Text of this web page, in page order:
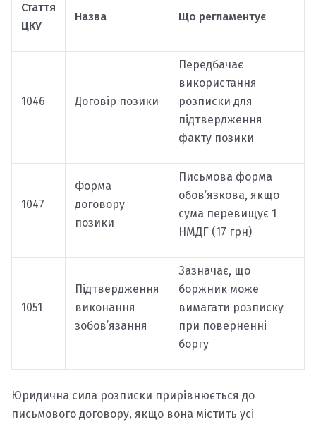
Стаття
ЦКУ
Назва Що регламентує
1046 Договір позики
Передбачає
використання
розписки для
підтвердження
факту позики
1047
Форма
договору
позики
Письмова форма
обов’язкова, якщо
сума перевищує 1
НМДГ (17 грн)
1051
Підтвердження
виконання
зобов’язання
Зазначає, що
боржник може
вимагати розписку
при поверненні
боргу
Юридична сила розписки прирівнюється до
письмового договору, якщо вона містить усі